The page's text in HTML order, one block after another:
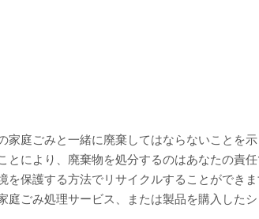
庭ごみと一緒に廃棄してはならないことを
により、廃棄物を処分するのはあなたの責
保護する方法でリサイクルすることができ
ごみ処理サービス、または製品を購入したシ